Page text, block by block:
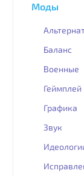
Моды
Баланс
Военные
Геймплей
Графика
Звук